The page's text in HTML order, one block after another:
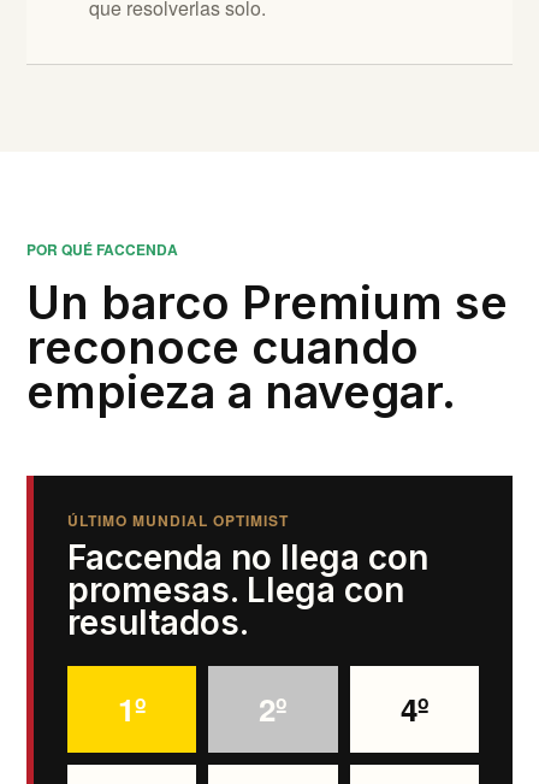
que resolverlas solo.
POR QUÉ FACCENDA
Un barco Premium se
reconoce cuando
empieza a navegar.
ÚLTIMO MUNDIAL OPTIMIST
Faccenda no llega con
promesas. Llega con
resultados.
1º 2º 4º